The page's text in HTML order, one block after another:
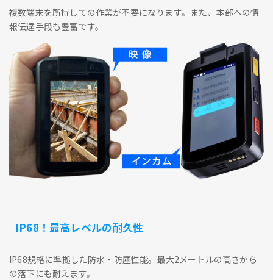
複数端末を所持しての作業が不要になります。また、本部への情
報伝達手段も豊富です。
IP68！最高レベルの耐久性
IP68規格に準拠した防水・防塵性能。最大2メートルの高さから
の落下にも耐えます。